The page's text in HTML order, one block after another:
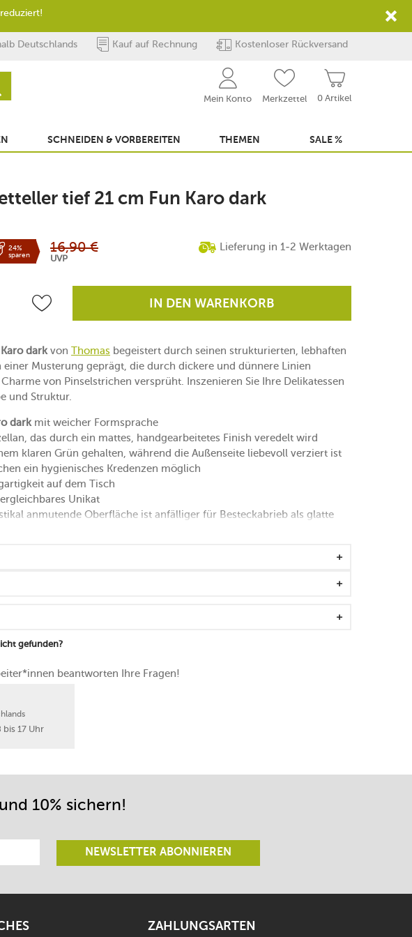
Deutschlands Kauf auf Rechnung Kostenloser Rückversand
0 Artikel
Mein Konto Merkzettel
SCHNEIDEN & VORBEREITEN THEMEN SALE %
tief 21 cm Fun Karo dark
24%
sparen
16,90 €
UVP
Lieferung in 1-2 Werktagen
IN DEN WARENKORB
darkvon Thomas begeistert durch seinen strukturierten, lebhaften
einer Musterung geprägt, die durch dickere und dünnere Linien
von Pinselstrichen versprüht. Inszenieren Sie Ihre Delikatessen
und Struktur.
darkmit weicher Formsprache
das durch ein mattes, handgearbeitetes Finish veredelt wird
klaren Grün gehalten, während die Außenseite liebevoll verziert ist
ein hygienisches Kredenzen möglich
auf dem Tisch
Unikat
anmutende Oberfläche ist anfälliger für Besteckabrieb als glatte
gefunden?
beantworten Ihre Fragen!
17 Uhr
10% sichern!
NEWSLETTER ABONNIEREN
ZAHLUNGSARTEN